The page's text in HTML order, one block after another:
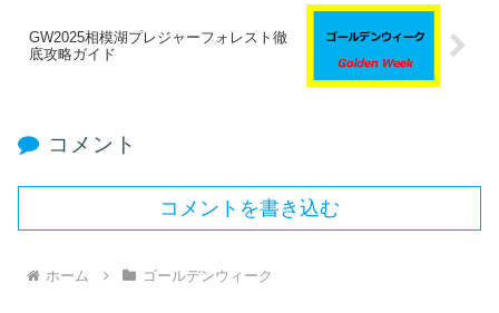
GW2025相模湖プレジャーフォレスト徹
底攻略ガイド
コメント
コメントを書き込む
ホーム ゴールデンウィーク